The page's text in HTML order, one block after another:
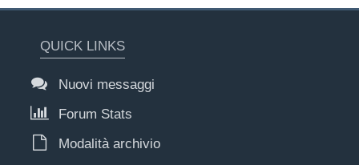
QUICK LINKS
Nuovi messaggi
Forum Stats
Modalità archivio